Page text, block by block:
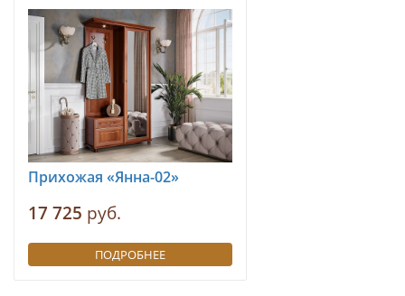
Прихожая «Янна-02»
17 725 руб.
ПОДРОБНЕЕ